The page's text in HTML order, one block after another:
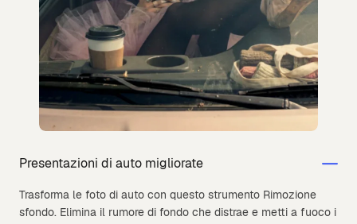
Presentazioni di auto migliorate
Trasforma le foto di auto con questo strumento Rimozione
sfondo. Elimina il rumore di fondo che distrae e metti a fuoco i